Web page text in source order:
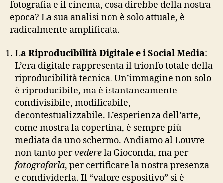
fotografia e il cinema, cosa direbbe della nostra
epoca? La sua analisi non è solo attuale, è
radicalmente amplificata.
La Riproducibilità Digitale e i Social Media:
L’era digitale rappresenta il trionfo totale della
riproducibilità tecnica. Un’immagine non solo
è riproducibile, ma è istantaneamente
condivisibile, modificabile,
decontestualizzabile. L’esperienza dell’arte,
come mostra la copertina, è sempre più
mediata da uno schermo. Andiamo al Louvre
non tanto pervederela Gioconda, ma per
fotografarla, per certificare la nostra presenza
e condividerla. Il “valore espositivo” si è